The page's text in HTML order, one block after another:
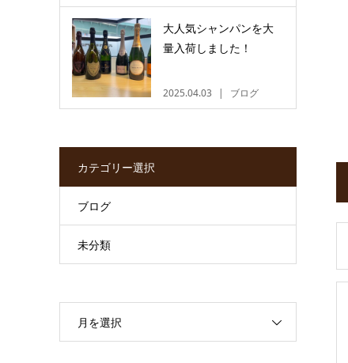
大人気シャンパンを大
量入荷しました！
2025.04.03 ブログ
カテゴリー選択
ブログ
未分類
月を選択